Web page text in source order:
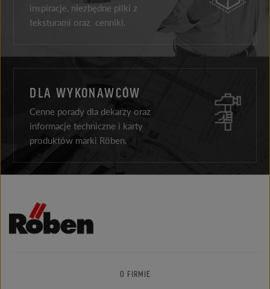
inspiracje, niezbędne pliki z
teksturami oraz cenniki.
DLA WYKONAWCÓW
Cenne porady dla dekarzy oraz
informacje techniczne i karty
produktów marki Röben.
O FIRMIE